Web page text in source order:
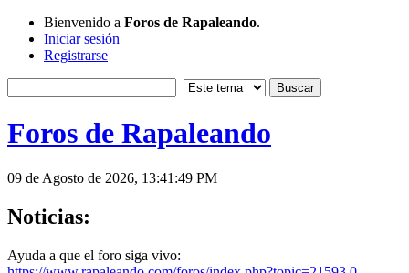
Bienvenido a Foros de Rapaleando.
Iniciar sesión
Registrarse
Foros de Rapaleando
09 de Agosto de 2026, 13:41:49 PM
Noticias:
Ayuda a que el foro siga vivo: